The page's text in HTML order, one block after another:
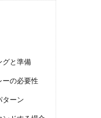
グと準備
ーの必要性
ターン